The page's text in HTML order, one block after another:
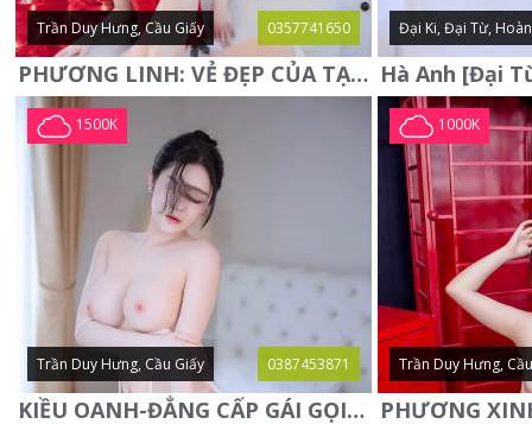
Trần Duy Hưng, Cầu Giấy 0357741650
PHƯƠNG LINH: VẺ ĐẸP CỦA TẠO HÓA, XINH ĐẸP, SEXY, QUYỄN RŨ
Đại Ki, Đại Từ,
1500K
Trần Duy Hưng, Cầu Giấy 0387453871
KIỀU OANH-ĐẲNG CẤP GÁI GỌI XINH SANG-NGOAN NGOÃN
1000K
Trần Duy Hưng,